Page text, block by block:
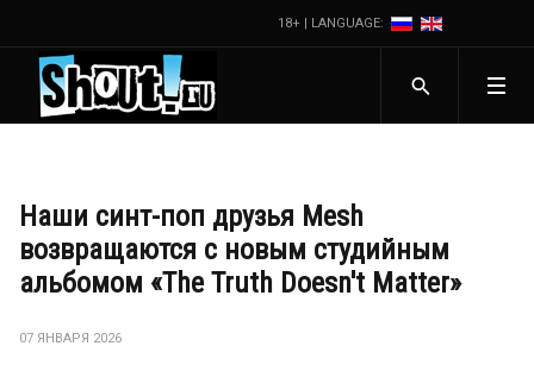
18+ | LANGUAGE:
Наши синт-поп друзья Mesh
возвращаются с новым студийным
альбомом «The Truth Doesn't Matter»
07 ЯНВАРЯ 2026